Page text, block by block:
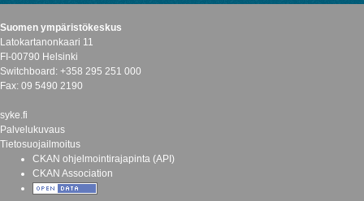
Suomen ympäristökeskus
Latokartanonkaari 11
FI-00790 Helsinki
Switchboard: +358 295 251 000
Fax: 09 5490 2190
syke.fi
Palvelukuvaus
Tietosuojailmoitus
CKAN ohjelmointirajapinta (API)
CKAN Association